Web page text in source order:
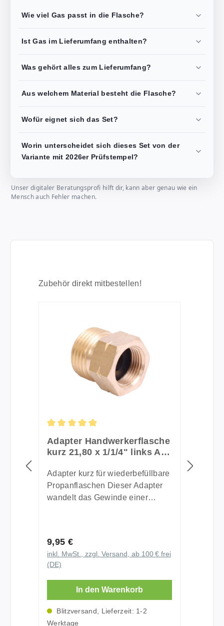
Wie viel Gas passt in die Flasche?
Ist Gas im Lieferumfang enthalten?
Was gehört alles zum Lieferumfang?
Aus welchem Material besteht die Flasche?
Wofür eignet sich das Set?
Worin unterscheidet sich dieses Set von der
Variante mit 2026er Prüfstempel?
Unser digitaler Beratungsprofi hilft dir, kann aber genau wie ein
Mensch auch Fehler machen.
Produktgalerie überspringen
Zubehör direkt mitbestellen!
Adapter Handwerkerflasche
kurz 21,80 x 1/1/4" links AG
Adapter kurz für wiederbefüllbare
Propanflaschen Dieser Adapter
wandelt das Gewinde einer
links, flach abdichtend mit
integrierter Dichtung) um.
Passend für jeden Druckregler,
der an eine 5 kg- oder 11 kg-
Propanflasche angeschlossen
Regulärer Preis:
9,95 €
inkl. MwSt., zzgl. Versand, ab 100 € frei
(DE)
In den Warenkorb
Blitzversand, Lieferzeit: 1-2
Werktage